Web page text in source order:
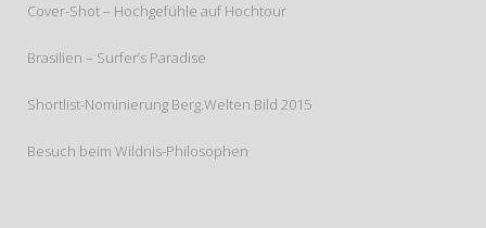
Cover-Shot – Hochgefühle auf Hochtour
Brasilien – Surfer’s Paradise
Shortlist-Nominierung Berg.Welten.Bild 2015
Besuch beim Wildnis-Philosophen